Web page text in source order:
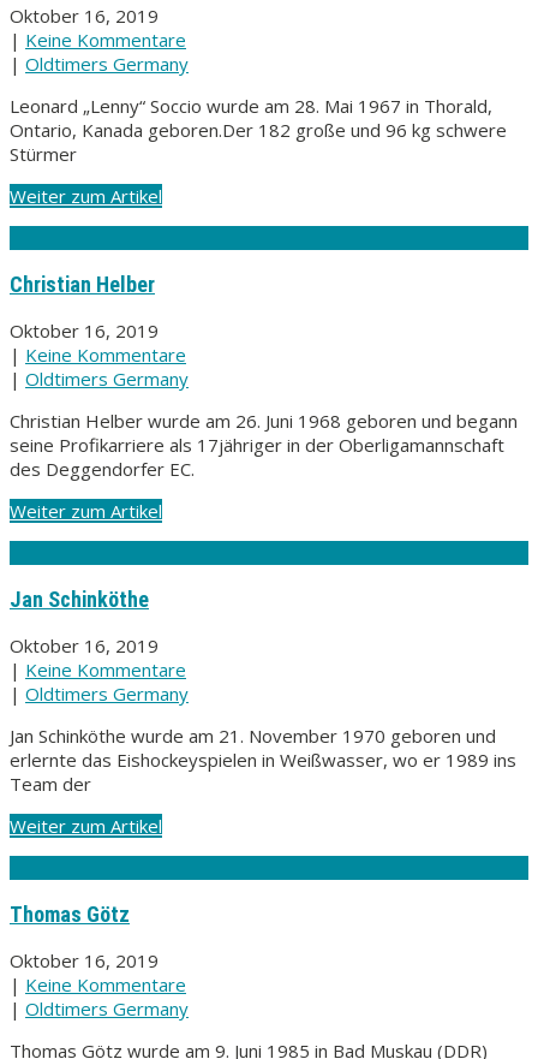
Oktober 16, 2019
| Keine Kommentare
| Oldtimers Germany
Leonard „Lenny“ Soccio wurde am 28. Mai 1967 in Thorald,
Ontario, Kanada geboren.Der 182 große und 96 kg schwere
Stürmer
Weiter zum Artikel
Christian Helber
Oktober 16, 2019
| Keine Kommentare
| Oldtimers Germany
Christian Helber wurde am 26. Juni 1968 geboren und begann
seine Profikarriere als 17jähriger in der Oberligamannschaft
des Deggendorfer EC.
Weiter zum Artikel
Jan Schinköthe
Oktober 16, 2019
| Keine Kommentare
| Oldtimers Germany
Jan Schinköthe wurde am 21. November 1970 geboren und
erlernte das Eishockeyspielen in Weißwasser, wo er 1989 ins
Team der
Weiter zum Artikel
Thomas Götz
Oktober 16, 2019
| Keine Kommentare
| Oldtimers Germany
Thomas Götz wurde am 9. Juni 1985 in Bad Muskau (DDR)